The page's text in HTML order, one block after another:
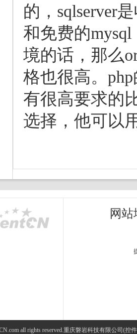
的，sqlserver
和免费的
境的话，那么
格也很高。
有很高要求的
选择，他可以
网
all rights reserved.重庆磐岩科技有限公司(